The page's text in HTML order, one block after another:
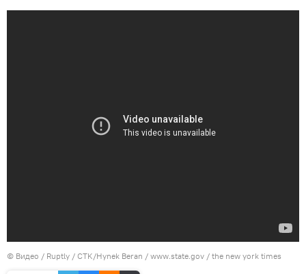
© Видео / Ruptly / CTK/Hynek Beran / www.state.gov / the new york times